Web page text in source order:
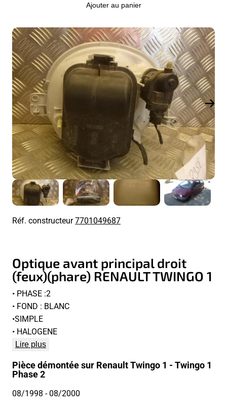
Ajouter au panier
Réf. constructeur7701049687
Optique avant principal droit
(feux)(phare) RENAULT TWINGO 1
• PHASE :2
• FOND : BLANC
•SIMPLE
• HALOGENE
Lire plus
Pièce démontée sur Renault Twingo 1 - Twingo 1
Phase 2
08/1998- 08/2000